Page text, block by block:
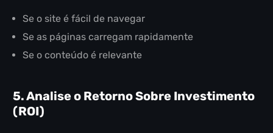
Se o site é fácil de navegar
Se as páginas carregam rapidamente
Se o conteúdo é relevante
5. Analise o Retorno Sobre Investimento
(ROI)